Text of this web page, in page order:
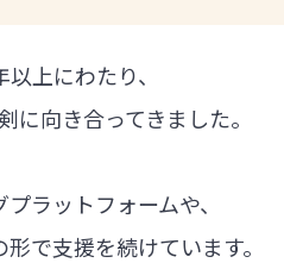
上にわたり、
向き合ってきました。
ラットフォームや、
で支援を続けています。